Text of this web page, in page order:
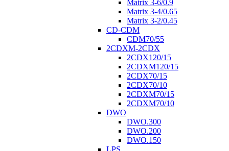
Matrix 3-6/0.9
Matrix 3-4/0.65
Matrix 3-2/0.45
CD-CDM
CDM70/55
2CDXM-2CDX
2CDX120/15
2CDXM120/15
2CDX70/15
2CDX70/10
2CDXM70/15
2CDXM70/10
DWO
DWO.300
DWO.200
DWO.150
LPS